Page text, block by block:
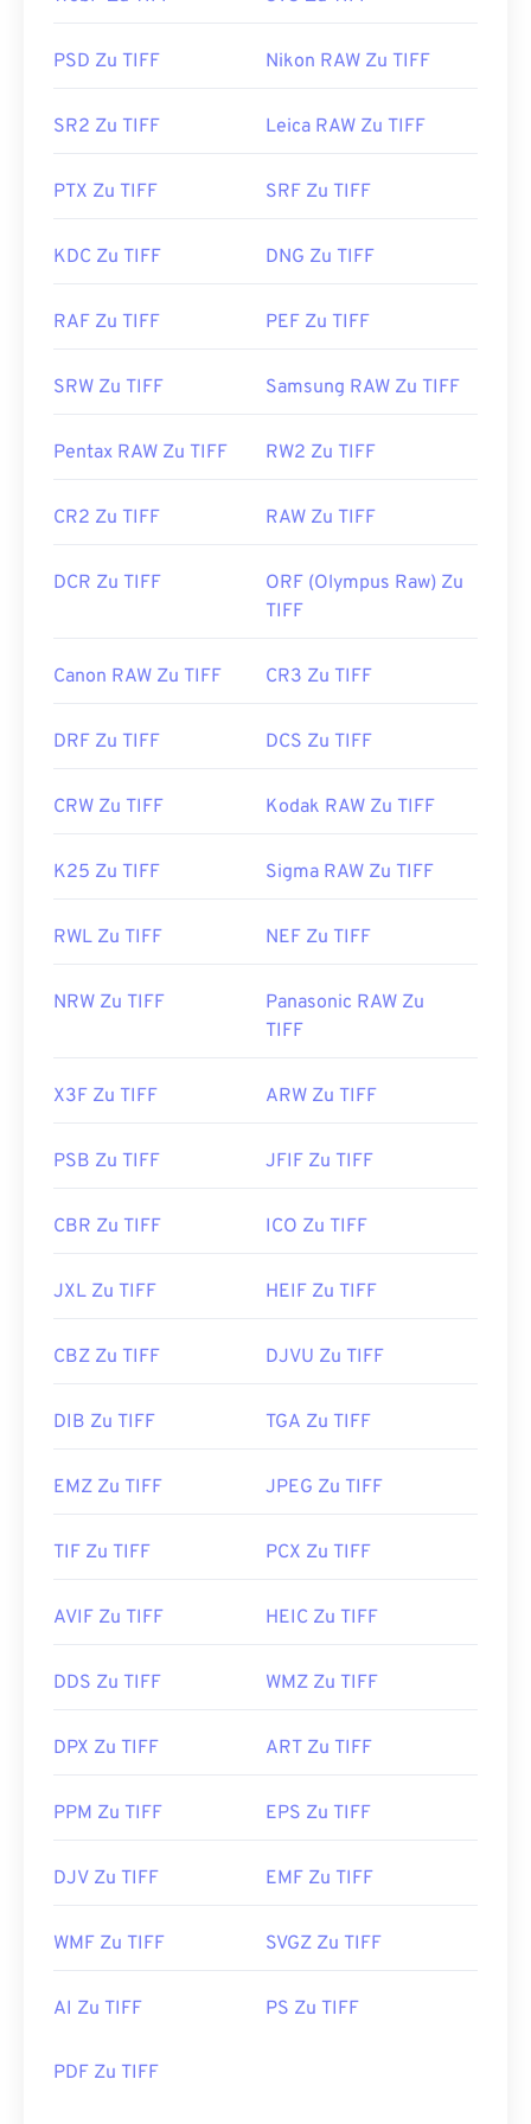
Image Manipulation Program (GIMP ), Adobe
zum Öffnen und Bearbeiten von TIFF-Dateien.
Nützliche Links:
types/image/raster/tiff-file.html
PSD Zu TIFF Nikon RAW Zu TIFF
SR2 Zu TIFF Leica RAW Zu TIFF
PTX Zu TIFF SRF Zu TIFF
KDC Zu TIFF DNG Zu TIFF
RAF Zu TIFF PEF Zu TIFF
SRW Zu TIFF Samsung RAW Zu TIFF
Pentax RAW Zu TIFF RW2 Zu TIFF
CR2 Zu TIFF RAW Zu TIFF
DCR Zu TIFF
ORF (Olympus Raw) Zu
TIFF
Canon RAW Zu TIFF CR3 Zu TIFF
DRF Zu TIFF DCS Zu TIFF
CRW Zu TIFF Kodak RAW Zu TIFF
K25 Zu TIFF Sigma RAW Zu TIFF
RWL Zu TIFF NEF Zu TIFF
NRW Zu TIFF
Panasonic RAW Zu
TIFF
X3F Zu TIFF ARW Zu TIFF
PSB Zu TIFF JFIF Zu TIFF
CBR Zu TIFF ICO Zu TIFF
JXL Zu TIFF HEIF Zu TIFF
CBZ Zu TIFF DJVU Zu TIFF
DIB Zu TIFF TGA Zu TIFF
EMZ Zu TIFF JPEG Zu TIFF
TIF Zu TIFF PCX Zu TIFF
AVIF Zu TIFF HEIC Zu TIFF
DDS Zu TIFF WMZ Zu TIFF
DPX Zu TIFF ART Zu TIFF
PPM Zu TIFF EPS Zu TIFF
DJV Zu TIFF EMF Zu TIFF
WMF Zu TIFF SVGZ Zu TIFF
AI Zu TIFF PS Zu TIFF
PDF Zu TIFF